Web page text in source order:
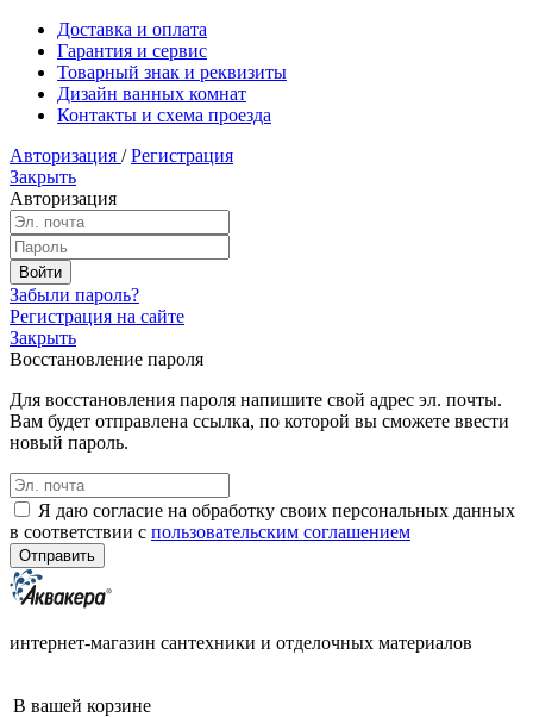
Доставка и оплата
Гарантия и сервис
Товарный знак и реквизиты
Дизайн ванных комнат
Контакты и схема проезда
Авторизация / Регистрация
Закрыть
Авторизация
Забыли пароль?
Регистрация на сайте
Закрыть
Восстановление пароля
Для восстановления пароля напишите свой адрес эл. почты.
Вам будет отправлена ссылка, по которой вы сможете ввести
новый пароль.
Я даю согласие на обработку своих персональных данных
в соответствии с пользовательским соглашением
интернет-магазин сантехники и отделочных материалов
В вашей корзине